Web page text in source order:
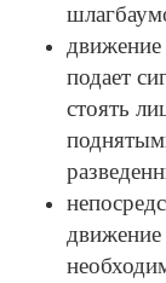
подает
стоять
движение